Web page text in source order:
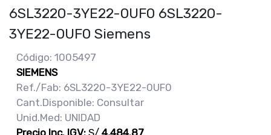
6SL3220-3YE22-0UF0 6SL3220-
3YE22-0UF0 Siemens
Código: 1005497
SIEMENS
Ref./Fab: 6SL3220-3YE22-0UF0
Cant.Disponible: Consultar
Unid.Med: UNIDAD
Precio Inc. IGV: S/ 4,484.87